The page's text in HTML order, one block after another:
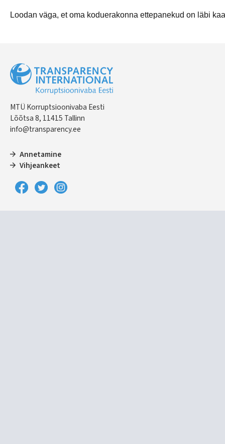
Loodan väga, et oma koduerakonna ettepanekud on läbi
MTÜ Korruptsioonivaba Eesti
Lõõtsa 8, 11415 Tallinn
info@transparency.ee
Annetamine
Vihjeankeet